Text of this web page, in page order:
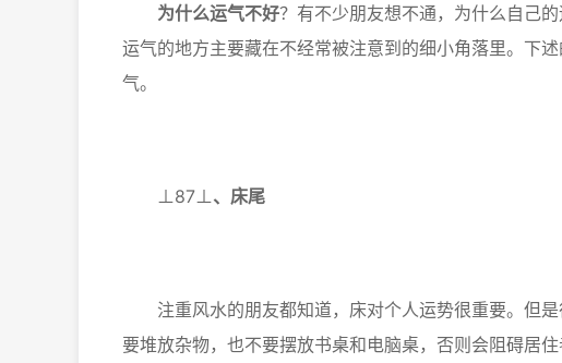
为什么运气不好？有不少朋友想不通，为什么自己
运气的地方主要藏在不经常被注意到的细小角落里。下
气。
⊥87⊥、 床尾
注重风水的朋友都知道，床对个人运势很重要。但是
要堆放杂物，也不要摆放书桌和电脑桌，否则会阻碍居